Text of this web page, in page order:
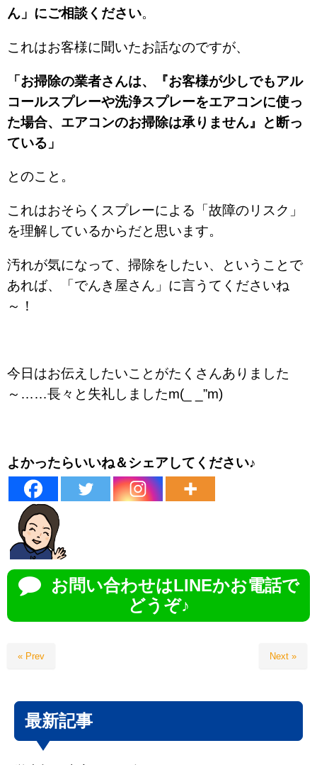
ん」にご相談ください。
これはお客様に聞いたお話なのですが、
「お掃除の業者さんは、『お客様が少しでもアル
コールスプレーや洗浄スプレーをエアコンに使っ
た場合、エアコンのお掃除は承りません』と断っ
ている」
とのこと。
これはおそらくスプレーによる「故障のリスク」
を理解しているからだと思います。
汚れが気になって、掃除をしたい、ということで
あれば、「でんき屋さん」に言うてくださいね
～！
今日はお伝えしたいことがたくさんありました
～……長々と失礼しましたm(_ _”m)
よかったらいいね＆シェアしてください♪
お問い合わせはLINEかお電話で
どうぞ♪
« Prev Next »
最新記事